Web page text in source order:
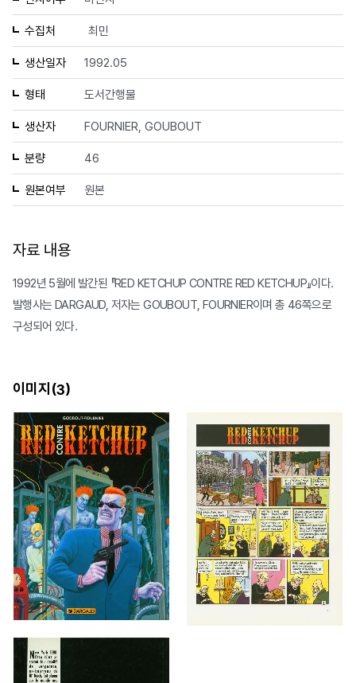
수집처 최민
생산일자 1992.05
형태 도서간행물
생산자 FOURNIER, GOUBOUT
분량 46
원본여부 원본
자료 내용
1992년 5월에 발간된 『RED KETCHUP CONTRE RED KETCHUP』이다.
발행사는 DARGAUD, 저자는 GOUBOUT, FOURNIER이며 총 46쪽으로
구성되어 있다.
이미지(3)